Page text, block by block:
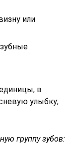
или
в
улыбку;
группу зубов: